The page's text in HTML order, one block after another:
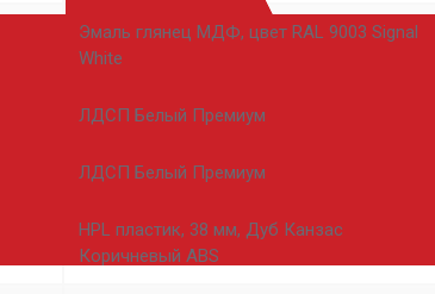
Эмаль глянец МДФ, цвет RAL 9003 Signal
White
ЛДСП Белый Премиум
ЛДСП Белый Премиум
HPL пластик, 38 мм, Дуб Канзас
Коричневый ABS